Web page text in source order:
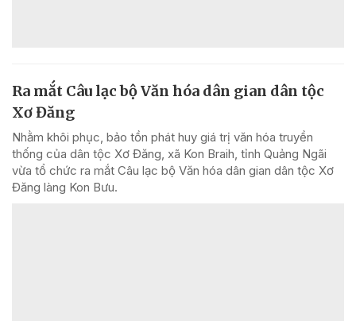
Ra mắt Câu lạc bộ Văn hóa dân gian dân tộc
Xơ Đăng
Nhằm khôi phục, bảo tồn phát huy giá trị văn hóa truyền
thống của dân tộc Xơ Đăng, xã Kon Braih, tỉnh Quảng Ngãi
vừa tổ chức ra mắt Câu lạc bộ Văn hóa dân gian dân tộc Xơ
Đăng làng Kon Bưu.